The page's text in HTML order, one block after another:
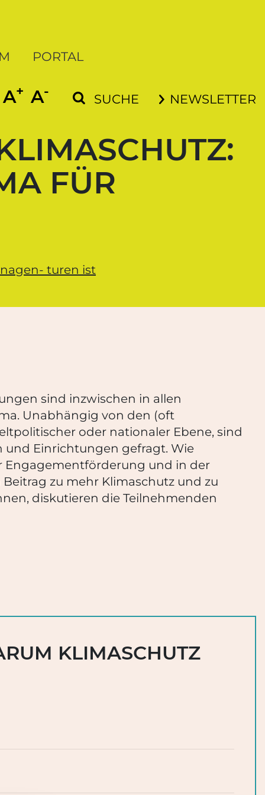
PORTAL
SCHRIFT VERGRÖSSERN
A+ SCHRIFT VERKLEINERN
A- SUCHE NEWSLETTER
FÜR
turen ist
sind inzwischen in allen
Unabhängig von den (oft
oder nationaler Ebene, sind
und Einrichtungen gefragt. Wie
Engagementförderung und in der
zu mehr Klimaschutz und zu
diskutieren die Teilnehmenden
KLIMASCHUTZ